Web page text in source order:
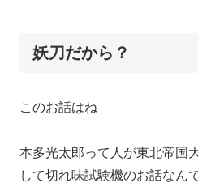
妖刀だから？
このお話はね
本多光太郎って人が東北帝国
して切れ味試験機のお話なん